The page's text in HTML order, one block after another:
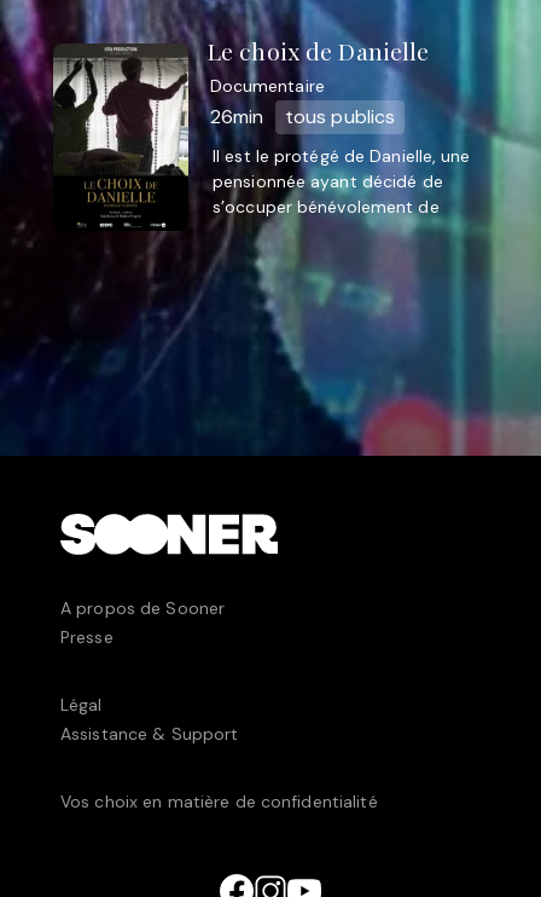
des sans papiers. Tous ...
Le choix de Danielle
Documentaire
26min tous publics
Il est le protégé de Danielle, une
pensionnée ayant décidé de
s’occuper bénévolement de
réfugiés en les accueillant chez
elle. Cet engagement de sa part ...
A propos de Sooner
Presse
Légal
Assistance & Support
Vos choix en matière de confidentialité